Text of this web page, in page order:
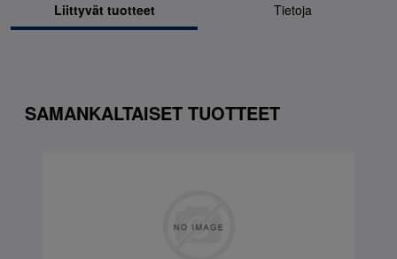
Liittyvät tuotteet Tietoja
SAMANKALTAISET TUOTTEET